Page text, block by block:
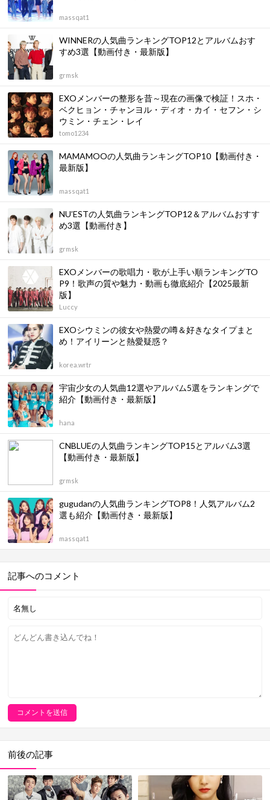
massqat1
WINNERの人気曲ランキングTOP12とアルバムおす
すめ3選【動画付き・最新版】
grmsk
EXOメンバーの整形を昔～現在の画像で検証！スホ・
ベクヒョン・チャンヨル・ディオ・カイ・セフン・シ
ウミン・チェン・レイ
tomo1234
MAMAMOOの人気曲ランキングTOP10【動画付き・
最新版】
massqat1
NU’ESTの人気曲ランキングTOP12＆アルバムおすす
め3選【動画付き】
grmsk
EXOメンバーの歌唱力・歌が上手い順ランキングTO
P9！歌声の質や魅力・動画も徹底紹介【2025最新
版】
Luccy
EXOシウミンの彼女や熱愛の噂＆好きなタイプまと
め！アイリーンと熱愛疑惑？
korea.wrtr
宇宙少女の人気曲12選やアルバム5選をランキングで
紹介【動画付き・最新版】
hana
CNBLUEの人気曲ランキングTOP15とアルバム3選
【動画付き・最新版】
grmsk
gugudanの人気曲ランキングTOP8！人気アルバム2
選も紹介【動画付き・最新版】
massqat1
記事へのコメント
前後の記事